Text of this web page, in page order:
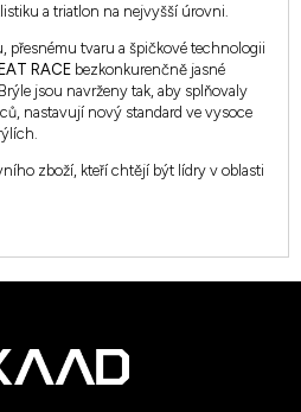
a triatlon na nejvyšší úrovni.
přesnému tvaru a špičkové technologii
RACE bezkonkurenčně jasné
jsou navrženy tak, aby splňovaly
nastavují nový standard ve vysoce
zboží, kteří chtějí být lídry v oblasti